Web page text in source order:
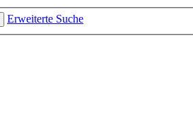
Erweiterte Suche